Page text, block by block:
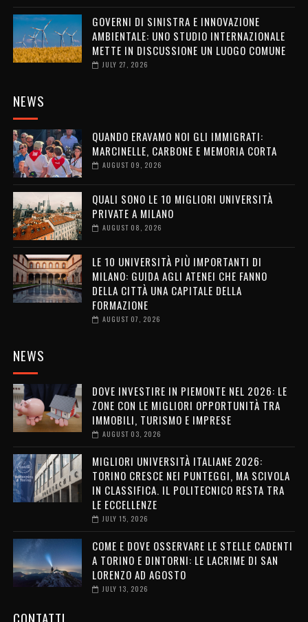
GOVERNI DI SINISTRA E INNOVAZIONE
AMBIENTALE: UNO STUDIO INTERNAZIONALE
METTE IN DISCUSSIONE UN LUOGO COMUNE
JULY 27, 2026
NEWS
QUANDO ERAVAMO NOI GLI IMMIGRATI:
MARCINELLE, CARBONE E MEMORIA CORTA
AUGUST 09, 2026
QUALI SONO LE 10 MIGLIORI UNIVERSITÀ
PRIVATE A MILANO
AUGUST 08, 2026
LE 10 UNIVERSITÀ PIÙ IMPORTANTI DI
MILANO: GUIDA AGLI ATENEI CHE FANNO
DELLA CITTÀ UNA CAPITALE DELLA
FORMAZIONE
AUGUST 07, 2026
NEWS
DOVE INVESTIRE IN PIEMONTE NEL 2026: LE
ZONE CON LE MIGLIORI OPPORTUNITÀ TRA
IMMOBILI, TURISMO E IMPRESE
AUGUST 03, 2026
MIGLIORI UNIVERSITÀ ITALIANE 2026:
TORINO CRESCE NEI PUNTEGGI, MA SCIVOLA
IN CLASSIFICA. IL POLITECNICO RESTA TRA
LE ECCELLENZE
JULY 15, 2026
COME E DOVE OSSERVARE LE STELLE CADENTI
A TORINO E DINTORNI: LE LACRIME DI SAN
LORENZO AD AGOSTO
JULY 13, 2026
CONTATTI